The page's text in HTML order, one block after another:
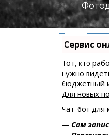
Сервис
Тот, кто
нужно
бюджетный
Для новых
Чат-бот для
— Сам